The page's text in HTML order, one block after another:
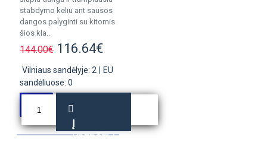
stabdymo keliu ant sausos
dangos palyginti su kitomis
šios kla..
144.00€ 116.64€
Vilniaus sandėlyje: 2
EU
sandėliuose: 0
Į
KREPŠELĮ